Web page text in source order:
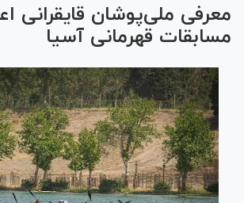
معرفی ملی‌پوشان قایقرانی
مسابقات قهرمانی آسیا